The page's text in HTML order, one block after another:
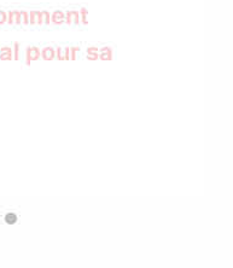
pour sa